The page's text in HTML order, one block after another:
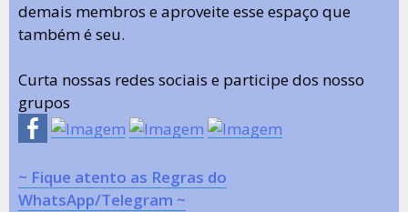
demais membros e aproveite esse espaço que
também é seu.
Curta nossas redes sociais e participe dos nosso
grupos
~ Fique atento as Regras do
WhatsApp/Telegram ~